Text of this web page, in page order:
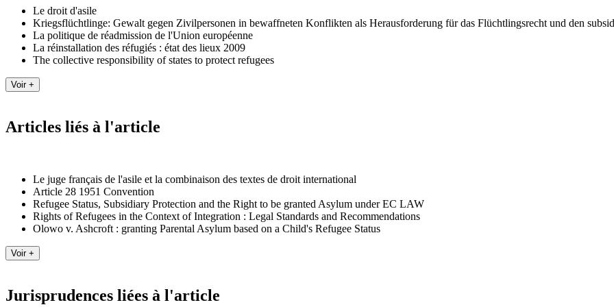
Le droit d'asile
Kriegsflüchtlinge: Gewalt gegen Zivilpersonen in bewaffneten Konflikten als Herausforderung für das Flüchtlingsrecht und den
La politique de réadmission de l'Union européenne
La réinstallation des réfugiés : état des lieux 2009
The collective responsibility of states to protect refugees
Articles liés à l'article
Le juge français de l'asile et la combinaison des textes de droit international
Article 28 1951 Convention
Refugee Status, Subsidiary Protection and the Right to be granted Asylum under EC LAW
Rights of Refugees in the Context of Integration : Legal Standards and Recommendations
Olowo v. Ashcroft : granting Parental Asylum based on a Child's Refugee Status
Jurisprudences liées à l'article